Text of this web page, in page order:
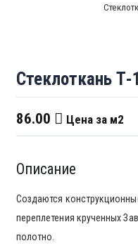
Стеклоткань
86.00 Цена за м2
Описание
Создаются
переплетения крученных
полотно.